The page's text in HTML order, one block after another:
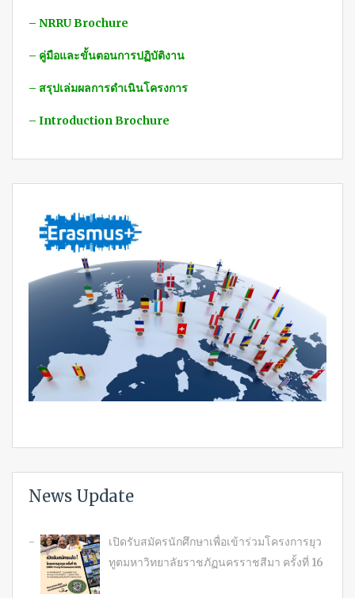
– NRRU Brochure
– คู่มือและขั้นตอนการปฏิบัติงาน
– สรุปเล่มผลการดำเนินโครงการ
– Introduction Brochure
News Update
เปิดรับสมัครนักศึกษาเพื่อเข้าร่วมโครงการยุว
ทูตมหาวิทยาลัยราชภัฏนครราชสีมา ครั้งที่ 16